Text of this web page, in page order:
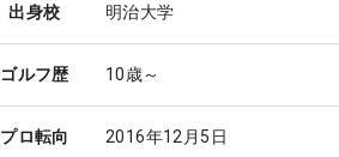
出身校 明治大学
ゴルフ歴 10歳～
プロ転向 2016年12月5日